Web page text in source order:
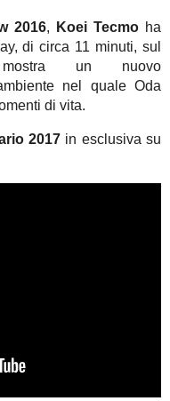
2016, Koei Tecmoha
di circa 11 minuti, sul
un nuovo
nel quale Oda
di vita.
2017 in esclusiva su